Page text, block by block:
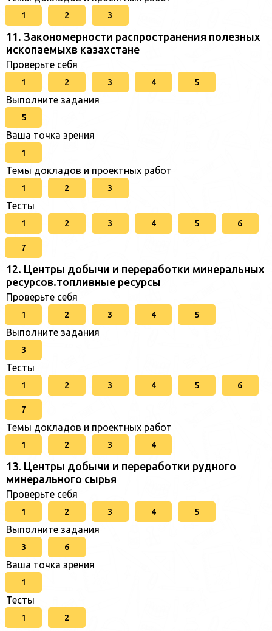
1 2 3
11. Закономерности распространения полезных
ископаемыхв казахстане
Проверьте себя
1 2 3 4 5
Выполните задания
5
Ваша точка зрения
1
Темы докладов и проектных работ
1 2 3
Тесты
1 2 3 4 5 6
7
12. Центры добычи и переработки минеральных
ресурсов.топливные ресурсы
Проверьте себя
1 2 3 4 5
Выполните задания
3
Тесты
1 2 3 4 5 6
7
Темы докладов и проектных работ
1 2 3 4
13. Центры добычи и переработки рудного
минерального сырья
Проверьте себя
1 2 3 4 5
Выполните задания
3 6
Ваша точка зрения
1
Тесты
1 2